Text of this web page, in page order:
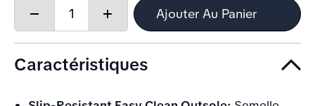
Quantity:
Increase
Ajouter Au Panier
Caractéristiques